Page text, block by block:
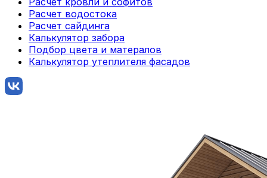
Расчет водостока
Расчет сайдинга
Калькулятор забора
Подбор цвета и матералов
Калькулятор утеплителя фасадов